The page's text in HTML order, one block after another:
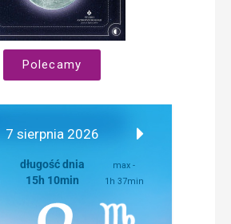
Polecamy
7 sierpnia 2026
długość dnia
15h 10min
max -
1h 37min